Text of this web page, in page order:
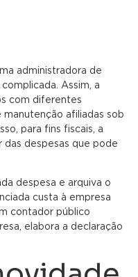
administradora de
Assim, a
com diferentes
afiliadas sob
para fins fiscais, a
das despesas que pode
despesa e arquiva o
custa à empresa
contador público
elabora a declaração